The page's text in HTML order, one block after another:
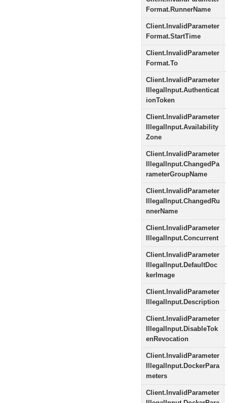
Format.RunnerName
Client.InvalidParameter
Format.StartTime
Client.InvalidParameter
Format.To
Client.InvalidParameter
IllegalInput.Authenticat
ionToken
Client.InvalidParameter
IllegalInput.Availability
Zone
Client.InvalidParameter
IllegalInput.ChangedPa
rameterGroupName
Client.InvalidParameter
IllegalInput.ChangedRu
nnerName
Client.InvalidParameter
IllegalInput.Concurrent
Client.InvalidParameter
IllegalInput.DefaultDoc
kerImage
Client.InvalidParameter
IllegalInput.Description
Client.InvalidParameter
IllegalInput.DisableTok
enRevocation
Client.InvalidParameter
IllegalInput.DockerPara
meters
Client.InvalidParameter